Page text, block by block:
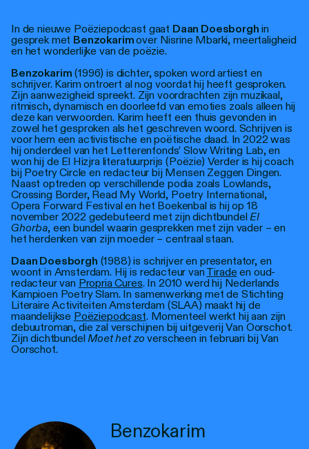
In de nieuwe Poëziepodcast gaat Daan Doesborgh in
gesprek met Benzokarimover Nisrine Mbarki, meertaligheid
en het wonderlijke van de poëzie.
Benzokarim (1996) is dichter, spoken word artiest en
schrijver. Karim ontroert al nog voordat hij heeft gesproken.
Zijn aanwezigheid spreekt. Zijn voordrachten zijn muzikaal,
ritmisch, dynamisch en doorleefd van emoties zoals alleen hij
deze kan verwoorden. Karim heeft een thuis gevonden in
zowel het gesproken als het geschreven woord. Schrijven is
voor hem een activistische en poëtische daad. In 2022 was
hij onderdeel van het Letterenfonds’ Slow Writing Lab, en
won hij de El Hizjra literatuurprijs (Poëzie) Verder is hij coach
bij Poetry Circle en redacteur bij Mensen Zeggen Dingen.
Naast optreden op verschillende podia zoals Lowlands,
Crossing Border, Read My World, Poetry International,
Opera Forward Festival en het Boekenbal is hij op 18
november 2022 gedebuteerd met zijn dichtbundelEl
Ghorba, een bundel waarin gesprekken met zijn vader – en
het herdenken van zijn moeder – centraal staan.
Daan Doesborgh (1988) is schrijver en presentator, en
woont in Amsterdam. Hij is redacteur vanTirade en oud-
redacteur van Propria Cures. In 2010 werd hij Nederlands
Kampioen Poetry Slam. In samenwerking met de Stichting
Literaire Activiteiten Amsterdam (SLAA) maakt hij de
maandelijkse Poëziepodcast. Momenteel werkt hij aan zijn
debuutroman, die zal verschijnen bij uitgeverij Van Oorschot.
Zijn dichtbundelMoet het zo verscheen in februari bij Van
Oorschot.
Benzokarim